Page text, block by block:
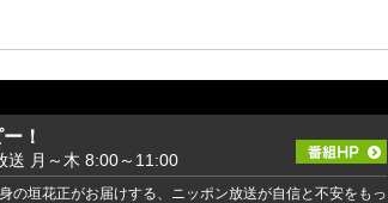
！
送 月～木 8:00～11:00
の垣花正がお届けする、ニッポン放送が自信と不安をもっ